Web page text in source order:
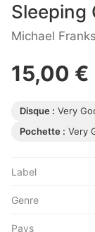
Sleeping
Michael Franks
15,00 €
Disque : Very
Pochette : Very
Label
Genre
Pays